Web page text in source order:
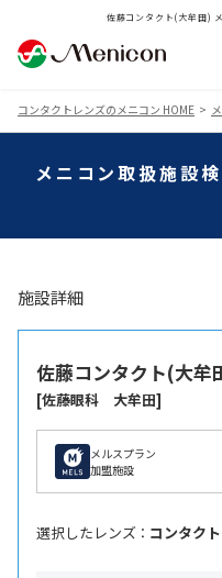
佐藤コンタクト(大牟田)
コンタクトレンズのメニコン HOME
メニコン取扱施設
施設詳細
佐藤コンタクト(大牟
[佐藤眼科 大牟田]
メルスプラン
加盟施設
選択したレンズ ： コンタク